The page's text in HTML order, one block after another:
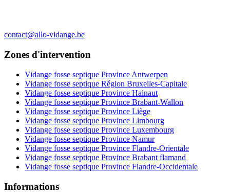
contact@allo-vidange.be
Zones d'intervention
Vidange fosse septique Province Antwerpen
Vidange fosse septique Région Bruxelles-Capitale
Vidange fosse septique Province Hainaut
Vidange fosse septique Province Brabant-Wallon
Vidange fosse septique Province Liège
Vidange fosse septique Province Limbourg
Vidange fosse septique Province Luxembourg
Vidange fosse septique Province Namur
Vidange fosse septique Province Flandre-Orientale
Vidange fosse septique Province Brabant flamand
Vidange fosse septique Province Flandre-Occidentale
Informations